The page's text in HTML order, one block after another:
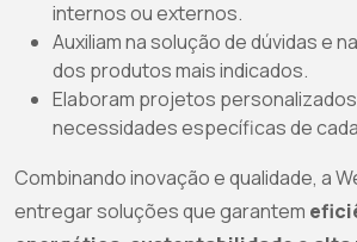
internos ou externos.
Auxiliam na solução de dúvidas e
dos produtos mais indicados.
Elaboram projetos
necessidades específicas de
Combinando inovação e qualidade, a
entregar soluções que garantem